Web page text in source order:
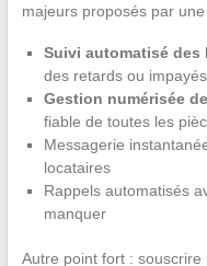
majeurs proposés par
Suivi automatisé des
des retards ou impayés
Gestion numérisée
fiable de toutes les
Messagerie
locataires
Rappels automatisés
manquer
Autre point fort : souscrire